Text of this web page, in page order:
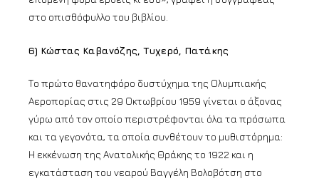
στο οπισθόφυλλο του βιβλίου.
6) Κώστας Καβανόζης, Τυχερό, Πατάκης
Το πρώτο θανατηφόρο δυστύχημα της Ολυμπιακής
Αεροπορίας στις 29 Οκτωβρίου 1959 γίνεται ο άξονας
γύρω από τον οποίο περιστρέφονται όλα τα πρόσωπα
και τα γεγονότα, τα οποία συνθέτουν το μυθιστόρημα:
Η εκκένωση της Ανατολικής Θράκης το 1922 και η
εγκατάσταση του νεαρού Βαγγέλη Βολοβότση στο